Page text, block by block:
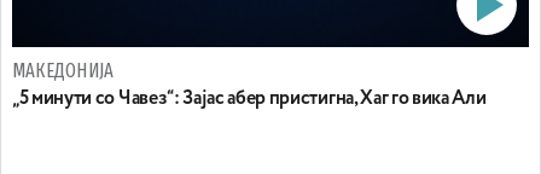
МАКЕДОНИЈА
„5 минути со Чавез“: Зајас абер пристигна, Хаг го вика Али